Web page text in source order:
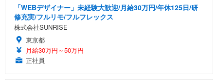
「WEBデザイナー」未経験大歓迎/月給30万円/年休125日/研
修充実/フルリモ/フルフレックス
株式会社SUNRISE
東京都
月給30万円～50万円
正社員